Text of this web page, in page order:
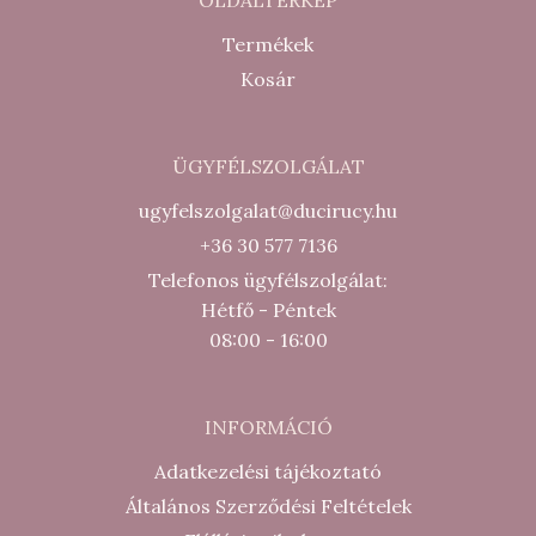
Termékek
Kosár
ÜGYFÉLSZOLGÁLAT
ugyfelszolgalat@ducirucy.hu
+36 30 577 7136
Telefonos ügyfélszolgálat:
Hétfő - Péntek
08:00 - 16:00
INFORMÁCIÓ
Adatkezelési tájékoztató
Általános Szerződési Feltételek